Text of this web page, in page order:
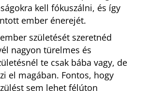
kell fókuszálni, és így
ember énerejét.
születését szeretnéd
nagyon türelmes és
te csak bába vagy, de
el magában. Fontos, hogy
sem lehet félúton